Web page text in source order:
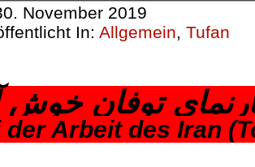
November 2019
In: Allgemein Tufan
توفان خوش
der Arbeit des Iran